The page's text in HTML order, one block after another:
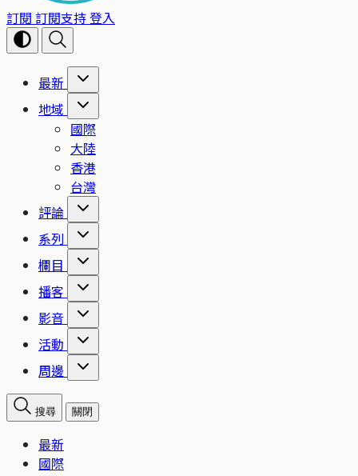
訂閱 訂閱支持登入
最新
地域
國際
大陸
香港
台灣
評論
系列
欄目
播客
影音
活動
周邊
搜尋 關閉
最新
國際